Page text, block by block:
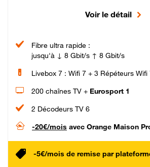
Voir le détail
Fibre ultra rapide :
jusqu'à ↓ 8 Gbit/s ↑ 8 Gbit/s
Livebox 7 : Wifi 7 + 3 Répéteurs Wifi
200 chaînes TV + Eurosport 1
2 Décodeurs TV 6
-20€/mois avec Orange Maison
-5€/mois de remise par